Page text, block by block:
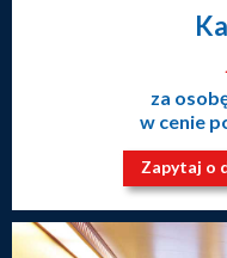
za
w cenie
Zapytaj o